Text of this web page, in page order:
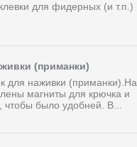
для фидерных (и т.п.)
(приманки)
для наживки (приманки).На
магниты для крючка и
чтобы было удобней. В...